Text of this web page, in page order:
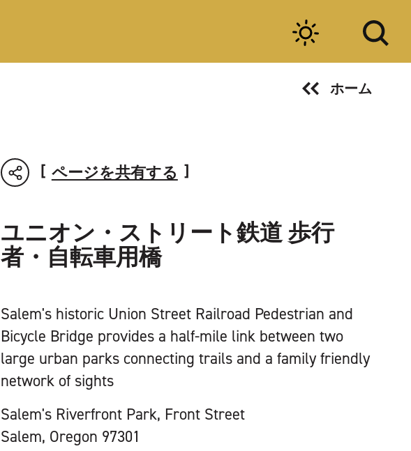
ホーム
ページを共有する
ユニオン・ストリート鉄道 歩行
者・自転車用橋
Salem's historic Union Street Railroad Pedestrian and
Bicycle Bridge provides a half-mile link between two
large urban parks connecting trails and a family friendly
network of sights
Salem's Riverfront Park, Front Street
Salem, Oregon 97301